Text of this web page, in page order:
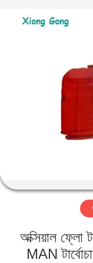
কারখানা
Electrical
অক্সিয়াল ফ্লো
MAN